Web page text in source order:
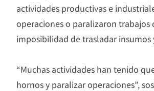
actividades productivas e
operaciones o paralizaron trabajos
imposibilidad de trasladar insumos
“Muchas actividades han tenido
hornos y paralizar operaciones”,